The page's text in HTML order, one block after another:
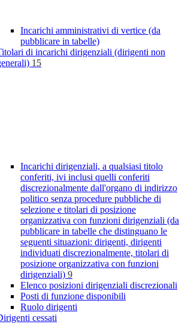
Incarichi amministrativi di vertice (da
pubblicare in tabelle)
di incarichi dirigenziali (dirigenti non
15
Incarichi dirigenziali, a qualsiasi titolo
conferiti, ivi inclusi quelli conferiti
discrezionalmente dall'organo di indirizzo
politico senza procedure pubbliche di
selezione e titolari di posizione
organizzativa con funzioni dirigenziali (da
pubblicare in tabelle che distinguano le
seguenti situazioni: dirigenti, dirigenti
individuati discrezionalmente, titolari di
posizione organizzativa con funzioni
dirigenziali) 9
Elenco posizioni dirigenziali discrezionali
Posti di funzione disponibili
Ruolo dirigenti
cessati